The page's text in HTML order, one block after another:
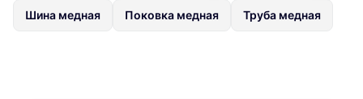
Шина медная Поковка медная Труба медная